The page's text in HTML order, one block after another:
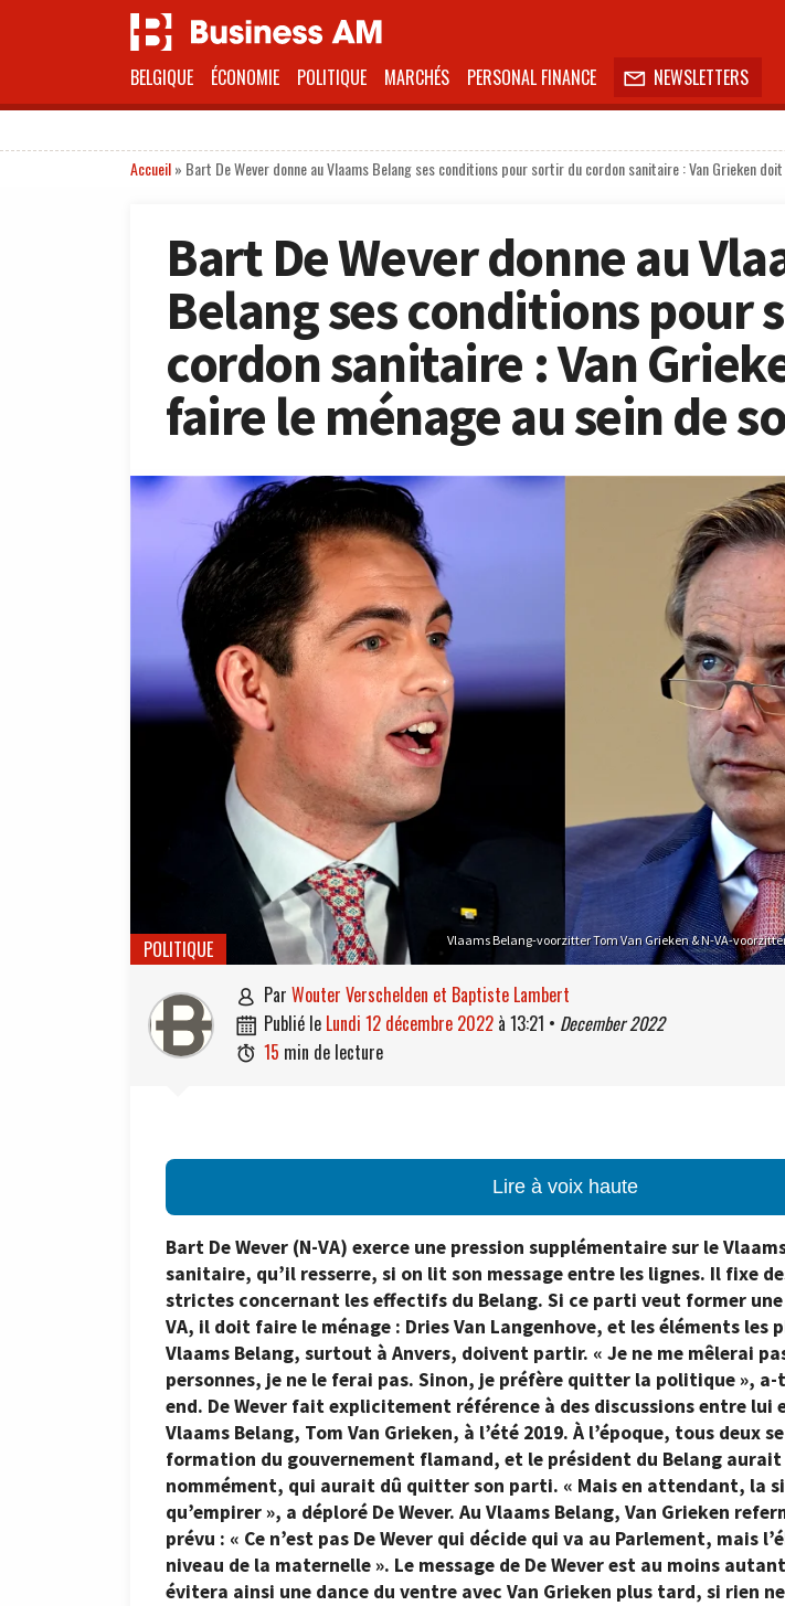
BELGIQUE ÉCONOMIE POLITIQUE MARCHÉS PERSONAL FINANCE  NEWSLETTERS
Accueil» Bart De Wever donne au Vlaams Belang ses conditions pour sortir du cordon sanitaire : Van Grieken
Bart De Wever donne au
Belang ses conditions pour
cordon sanitaire : Van
faire le ménage au sein de
Vlaams Belang-voorzitter Tom Van Grieken & N-VA-
POLITIQUE
 par Wouter Verschelden et Baptiste Lambert
 publié le lundi 12 décembre 2022 à 13:21 • December 2022
 15 min de lecture
Lire à voix haute
Bart De Wever (N-VA) exerce une pression supplémentaire sur le
sanitaire, qu’il resserre, si on lit son message entre les lignes. Il fixe
strictes concernant les effectifs du Belang. Si ce parti veut former
VA, il doit faire le ménage : Dries Van Langenhove, et les éléments les
Vlaams Belang, surtout à Anvers, doivent partir. « Je ne me mêlerai
personnes, je ne le ferai pas. Sinon, je préfère quitter la politique », a-
end. De Wever fait explicitement référence à des discussions entre lui
Vlaams Belang, Tom Van Grieken, à l’été 2019. À l’époque, tous deux
formation du gouvernement flamand, et le président du Belang aurait
nommément, qui aurait dû quitter son parti. « Mais en attendant, la
qu’empirer », a déploré De Wever. Au Vlaams Belang, Van Grieken
prévu : « Ce n’est pas De Wever qui décide qui va au Parlement, mais
niveau de la maternelle ». Le message de De Wever est au moins
évitera ainsi une dance du ventre avec Van Grieken plus tard, si rien